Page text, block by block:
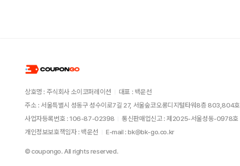
상호명 : 주식회사 소이코퍼레이션
대표 : 백운선
주소 : 서울특별시 성동구 성수이로7길 27, 서울숲코오롱디지털타워8층 803,804호
사업자등록번호 : 106-87-02398
통신판매업신고 : 제2025-서울성동-0978호
개인정보보호책임자 : 백운선
E-mail : bk@bk-go.co.kr
© coupongo. All rights reserved.